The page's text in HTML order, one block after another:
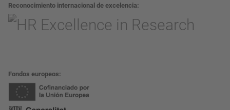
Reconocimiento internacional de excelencia
Fondos europeos